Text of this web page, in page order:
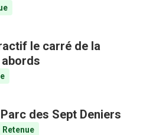
le carré de la
des Sept Deniers
Retenue